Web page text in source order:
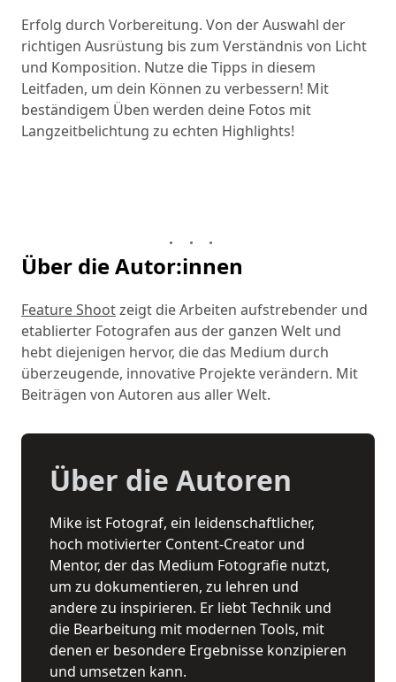
Erfolg durch Vorbereitung. Von der Auswahl der
richtigen Ausrüstung bis zum Verständnis von Licht
und Komposition. Nutze die Tipps in diesem
Leitfaden, um dein Können zu verbessern! Mit
beständigem Üben werden deine Fotos mit
Langzeitbelichtung zu echten Highlights!
Über die Autor:innen
Feature Shootzeigt die Arbeiten aufstrebender und
etablierter Fotografen aus der ganzen Welt und
hebt diejenigen hervor, die das Medium durch
überzeugende, innovative Projekte verändern. Mit
Beiträgen von Autoren aus aller Welt.
Über die Autoren
Mike ist Fotograf, ein leidenschaftlicher,
hoch motivierter Content-Creator und
Mentor, der das Medium Fotografie nutzt,
um zu dokumentieren, zu lehren und
andere zu inspirieren. Er liebt Technik und
die Bearbeitung mit modernen Tools, mit
denen er besondere Ergebnisse konzipieren
und umsetzen kann.